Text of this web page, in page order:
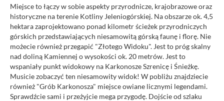
Miejsce to łączy w sobie aspekty przyrodnicze, krajobrazowe oraz
historyczne na terenie Kotliny Jeleniogórskiej. Na obszarze ok. 4,5
hektara zaprojektowano ponad kilometr ścieżek przyrodniczych
górskich przedstawiających niesamowitą górską faunę i florę. Nie
możecie również przegapić "Złotego Widoku". Jest to próg skalny
nad doliną Kamiennej o wysokości ok. 20 metrów. Jest to
wspaniały punkt widokowy na Karkonosze Szrenicę i Śnieżkę.
Musicie zobaczyć ten niesamowity widok! W pobliżu znajdziecie
również "Grób Karkonosza" miejsce owiane licznymi legendami.
Sprawdźcie sami i przeżyjcie mega przygodę. Dojście od szlaku